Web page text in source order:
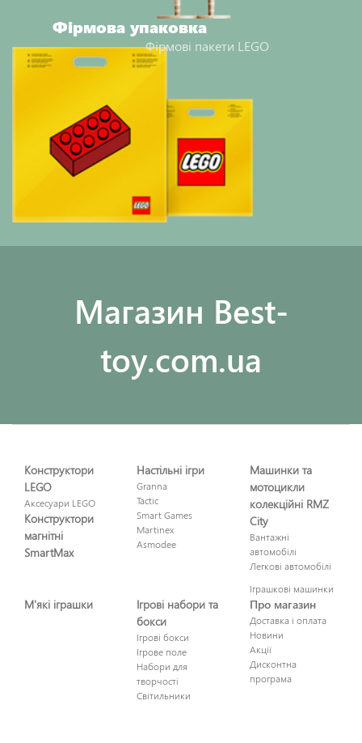
Фірмова упаковка
Фірмові пакети LEGO
Maгазин Best-
toy.com.ua
Конструктори
LEGO
Аксесуари LEGO
Конструктори
магнітні
SmartMax
Настільні ігри
Granna
Tactic
Smart Games
Martinex
Asmodee
Машинки та
мотоцикли
колекційні RMZ
City
Вантажні
автомобілі
Легкові автомобілі
Іграшкові машинки
М'які іграшки
Ігрові набори та
бокси
Ігрові бокси
Ігрове поле
Набори для
творчості
Світильники
Про магазин
Доставка і оплата
Новини
Акції
Дисконтна
програма